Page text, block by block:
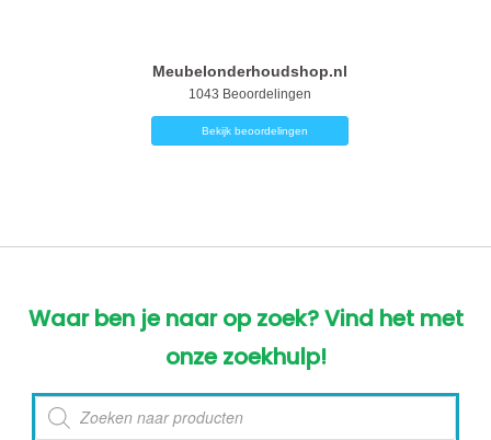
Meubelonderhoudshop.nl
1043 Beoordelingen
Bekijk beoordelingen
Waar ben je naar op zoek? Vind het met
onze zoekhulp!
Producten
zoeken